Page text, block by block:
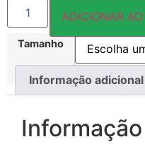
Tamanho
ADICIONAR
Informação adicional